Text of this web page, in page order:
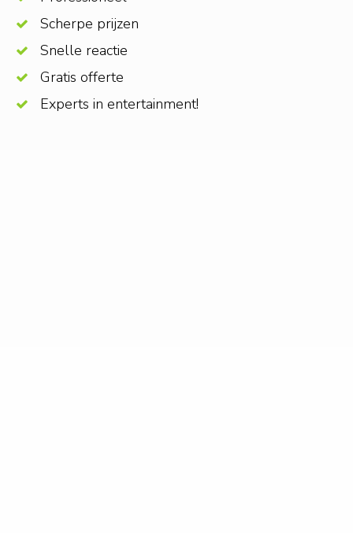
Scherpe prijzen
Snelle reactie
Gratis offerte
Experts in entertainment!